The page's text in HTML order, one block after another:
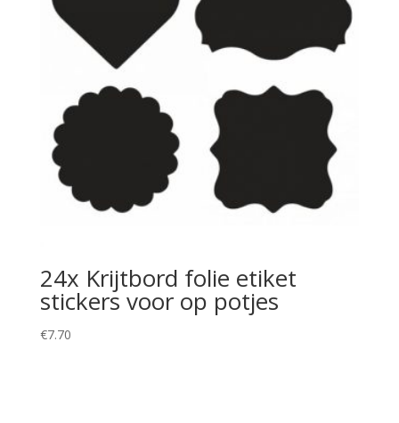
24x Krijtbord folie etiket
stickers voor op potjes
€7.70